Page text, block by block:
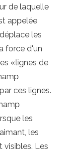
de laquelle
appelée
les
force d'un
«lignes de
ces lignes.
les
les
visibles. Les